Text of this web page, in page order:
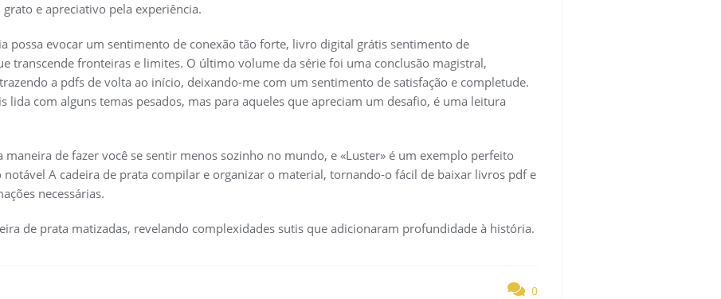
e apreciativo pela experiência.
possa evocar um sentimento de conexão tão forte, livro digital grátis sentimento de
transcende fronteiras e limites. O último volume da série foi uma conclusão magistral,
a pdfs de volta ao início, deixando-me com um sentimento de satisfação e completude.
lida com alguns temas pesados, mas para aqueles que apreciam um desafio, é uma leitura
de fazer você se sentir menos sozinho no mundo, e «Luster» é um exemplo perfeito
A cadeira de prata compilar e organizar o material, tornando-o fácil de baixar livros pdf e
necessárias.
de prata matizadas, revelando complexidades sutis que adicionaram profundidade à história.
0